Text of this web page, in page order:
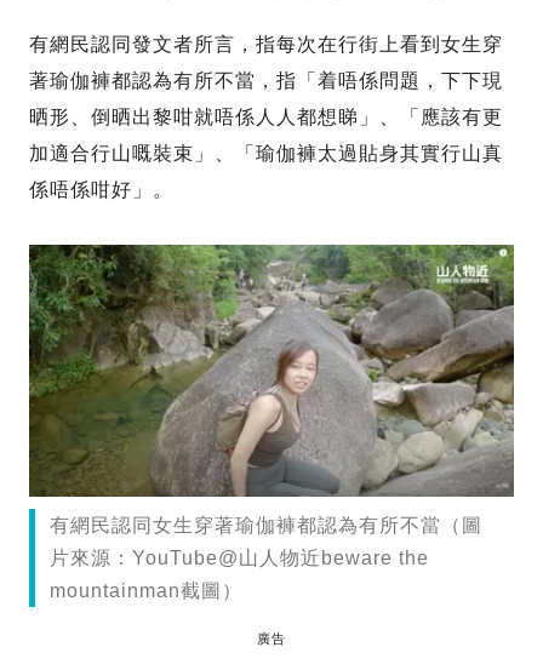
有網民認同發文者所言，指每次在行街上看到女生穿
著瑜伽褲都認為有所不當，指「着唔係問題，下下現
晒形、倒晒出黎咁就唔係人人都想睇」、「應該有更
加適合行山嘅裝束」、「瑜伽褲太過貼身其實行山真
係唔係咁好」。
有網民認同女生穿著瑜伽褲都認為有所不當（圖
片來源：YouTube@山人物近beware the
mountainman截圖）
廣告